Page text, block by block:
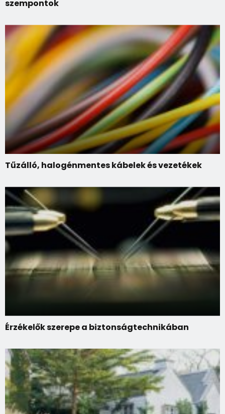
szempontok
Tűzálló, halogénmentes kábelek és vezetékek
Érzékelők szerepe a biztonságtechnikában